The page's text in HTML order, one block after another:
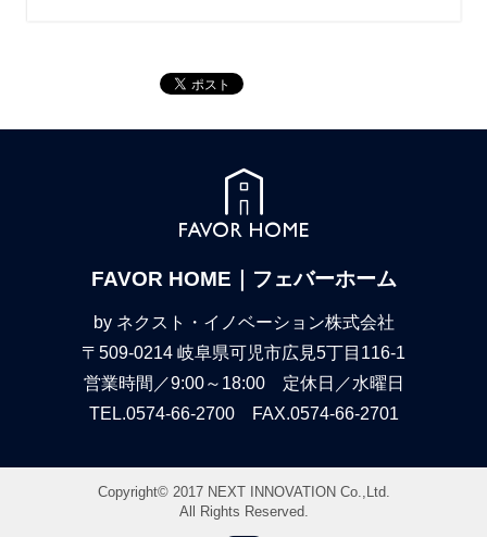
FAVOR HOME｜フェバーホーム
by ネクスト・イノベーション株式会社
〒509-0214 岐阜県可児市広見5丁目116-1
営業時間／9:00～18:00 定休日／水曜日
TEL.0574-66-2700 FAX.0574-66-2701
Copyright© 2017 NEXT INNOVATION Co.,Ltd.
All Rights Reserved.